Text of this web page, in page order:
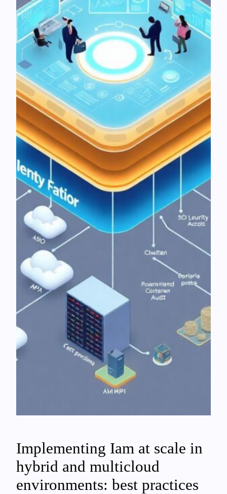
Implementing Iam at scale in
hybrid and multicloud
environments: best practices